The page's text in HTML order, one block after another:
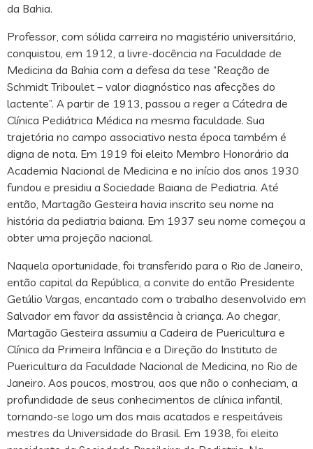
da Bahia.
Professor, com sólida carreira no magistério universitário,
conquistou, em 1912, a livre-docência na Faculdade de
Medicina da Bahia com a defesa da tese “Reação de
Schmidt Triboulet – valor diagnóstico nas afecções do
lactente”. A partir de 1913, passou a reger a Cátedra de
Clínica Pediátrica Médica na mesma faculdade. Sua
trajetória no campo associativo nesta época também é
digna de nota. Em 1919 foi eleito Membro Honorário da
Academia Nacional de Medicina e no início dos anos 1930
fundou e presidiu a Sociedade Baiana de Pediatria. Até
então, Martagão Gesteira havia inscrito seu nome na
história da pediatria baiana. Em 1937 seu nome começou a
obter uma projeção nacional.
Naquela oportunidade, foi transferido para o Rio de Janeiro,
então capital da República, a convite do então Presidente
Getúlio Vargas, encantado com o trabalho desenvolvido em
Salvador em favor da assistência à criança. Ao chegar,
Martagão Gesteira assumiu a Cadeira de Puericultura e
Clínica da Primeira Infância e a Direção do Instituto de
Puericultura da Faculdade Nacional de Medicina, no Rio de
Janeiro. Aos poucos, mostrou, aos que não o conheciam, a
profundidade de seus conhecimentos de clínica infantil,
tornando-se logo um dos mais acatados e respeitáveis
mestres da Universidade do Brasil. Em 1938, foi eleito